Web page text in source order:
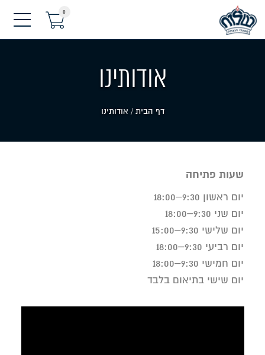
0
תפריט
אודותינו
דף הבית/ אודותינו
שעות פתיחה
יום ראשון 9:30–18:00
יום שני 9:30–18:00
יום שלישי 9:30–15:00
יום רביעי 9:30–18:00
יום חמישי 9:30–18:00
יום שישי בתיאום בלבד